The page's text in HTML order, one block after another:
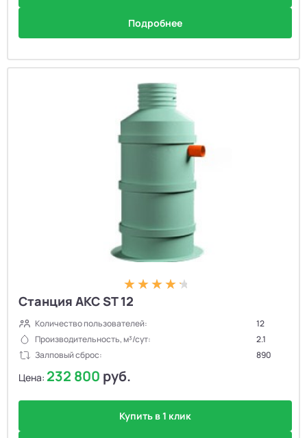
Подробнее
Станция АКС ST 12
Количество пользователей:
12
Производительность, м³/сут:
2.1
Залповый сброс:
890
Цена: 232 800 руб.
Купить в 1 клик